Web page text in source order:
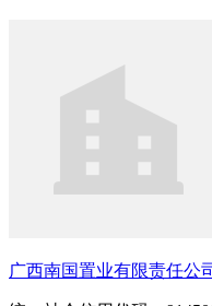
广西南国置业有限责任公